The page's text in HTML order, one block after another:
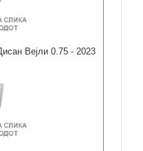
Вејли 0.75 - 2023